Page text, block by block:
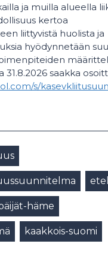
ja muilla alueella
kertoa
liittyvistä huolista ja
hyödynnetään
31.8.2026 saakka
s/
häme
kaakkois-suomi